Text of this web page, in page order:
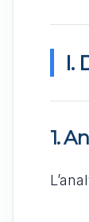
I.
1.